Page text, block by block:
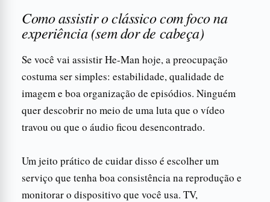
Como assistir o clássico com foco na
experiência (sem dor de cabeça)
Se você vai assistir He-Man hoje, a preocupação
costuma ser simples: estabilidade, qualidade de
imagem e boa organização de episódios. Ninguém
quer descobrir no meio de uma luta que o vídeo
travou ou que o áudio ficou desencontrado.
Um jeito prático de cuidar disso é escolher um
serviço que tenha boa consistência na reprodução e
monitorar o dispositivo que você usa. TV,